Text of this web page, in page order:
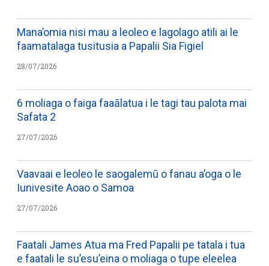
Mana’omia nisi mau a leoleo e lagolago atili ai le
faamatalaga tusitusia a Papalii Sia Figiel
28/07/2026
6 moliaga o faiga faaālatua i le tagi tau palota mai
Safata 2
27/07/2026
Vaavaai e leoleo le saogalemū o fanau a’oga o le
Iunivesite Aoao o Samoa
27/07/2026
Faatali James Atua ma Fred Papalii pe tatala i tua
e faatali le su’esu’eina o moliaga o tupe eleelea